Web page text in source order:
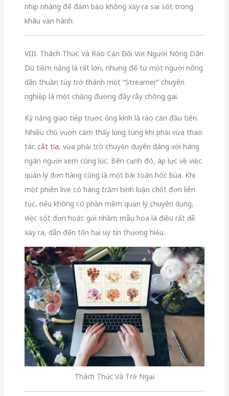
nhịp nhàng để đảm bảo không xảy ra sai sót trong
khâu vận hành.
VIII. Thách Thức Và Rào Cản Đối Với Người Nông Dân
Dù tiềm năng là rất lớn, nhưng để từ một người nông
dân thuần túy trở thành một “Streamer” chuyên
nghiệp là một chặng đường đầy rẫy chông gai.
Kỹ năng giao tiếp trước ống kính là rào cản đầu tiên.
Nhiều chủ vườn cảm thấy lúng túng khi phải vừa thao
tác cắt tỉa, vừa phải trò chuyện duyên dáng với hàng
ngàn người xem cùng lúc. Bên cạnh đó, áp lực về việc
quản lý đơn hàng cũng là một bài toán hóc búa. Khi
một phiên live có hàng trăm bình luận chốt đơn liên
tục, nếu không có phần mềm quản lý chuyên dụng,
việc sót đơn hoặc gửi nhầm mẫu hoa là điều rất dễ
xảy ra, dẫn đến tổn hại uy tín thương hiệu.
Thách Thức Và Trở Ngại